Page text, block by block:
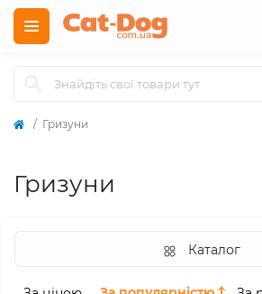
Гризуни
Гризуни
Каталог